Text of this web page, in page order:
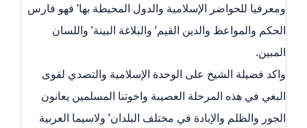
ومعرفيا للحواضر الإسلامية والدول المحيطة بها’ فهو فارس
الحكم والمواعظ والدين القيم’ والبلاغة البينة’ واللسان
المبين.
واكد فضيلة الشيخ على الوحدة الإسلامية والتصدي لقوى
البغي في هذه المرحلة العصيبة واخوتنا المسلمين يعانون
الجور والظلم والإبادة في مختلف البلدان’ ولاسيما العربية